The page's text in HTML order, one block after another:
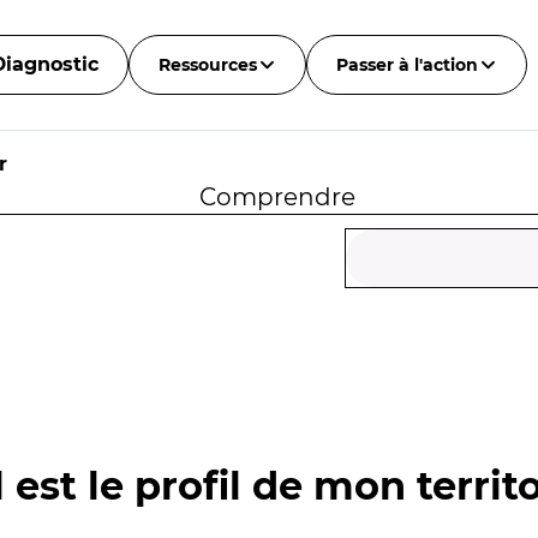
Ressources Passer à l'action
Comprendre
est le profil de mon